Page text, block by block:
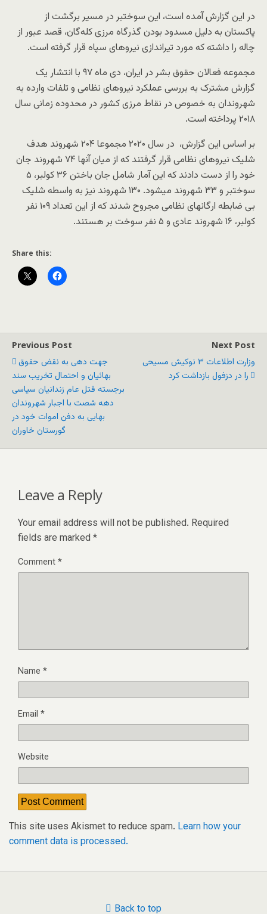
در این گزارش آمده است، این سوختبر در مسیر برگشت از
پاکستان به دلیل مسدود بودن گذرگاه‌ مرزی کله‌گان، قصد عبور از
چاله را داشته که مورد تیراندازی نیروهای سپاه قرار گرفته است.
مجموعه فعالان حقوق بشر در ایران، دی ماه ۹۷ با انتشار یک
گزارش مشترک به بررسی عملکرد نیروهای نظامی و تلفات وارده به
شهروندان به خصوص در نقاط مرزی کشور در محدوده زمانی سال
۲۰۱۸ پرداخته است.
بر اساس این گزارش، در سال ۲۰۲۰ مجموعا ۲۰۴ شهروند هدف
شلیک نیروهای نظامی قرار گرفتند که از میان آنها ۷۴ شهروند جان
خود را از دست دادند که این آمار شامل جان باختن ۳۶ کولبر، ۵
سوختبر و ۳۳ شهروند میشود. ۱۳۰ شهروند نیز به واسطه شلیک
بی ضابطه ارگانهای نظامی مجروح شدند که از این تعداد ۱۰۹ نفر
کولبر، ۱۶ شهروند عادی و ۵ نفر سوخت بر هستند.
Share this:
Previous Post
جهت دهی به نقض حقوق
بهائیان و احتمال تخریب سند
برجسته قتل عام زندانیان سیاسی
دهه شصت با اجبار شهروندان
بهایی به دفن اموات خود در
گورستان خاوران
Next Post
وزارت اطلاعات ۳ نوکیش مسیحی
را در دزفول بازداشت کرد
Leave a Reply
Your email address will not be published. Required
fields are marked *
Comment*
Name *
Email *
Website
This site uses Akismet to reduce spam. Learn how your
comment data is processed.
Back to top